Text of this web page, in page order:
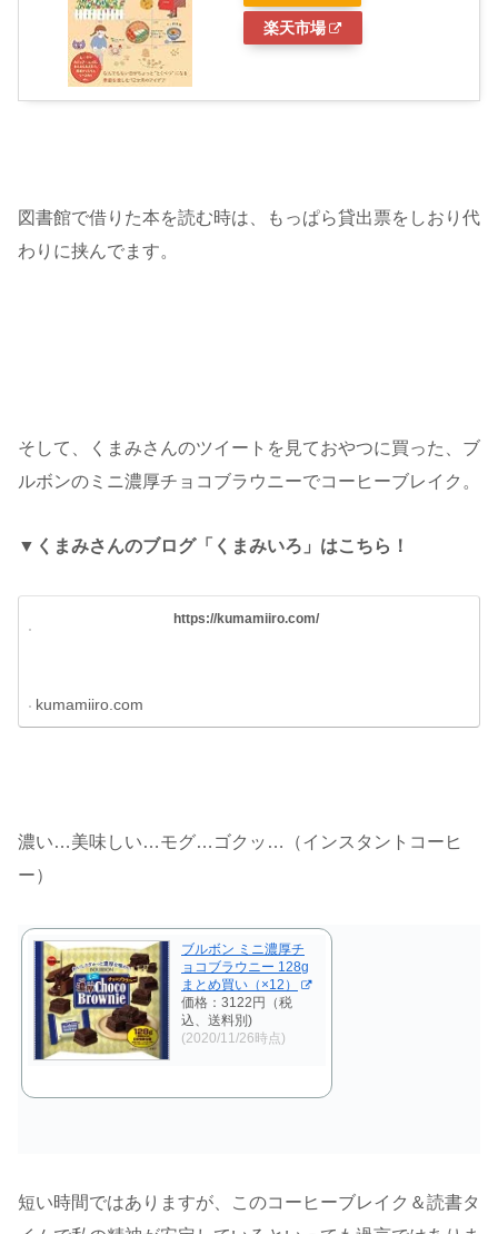
楽天市場
図書館で借りた本を読む時は、もっぱら貸出票をしおり代
わりに挟んでます。
そして、くまみさんのツイートを見ておやつに買った、ブ
ルボンのミニ濃厚チョコブラウニーでコーヒーブレイク。
▼くまみさんのブログ「くまみいろ」はこちら！
https://kumamiiro.com/
kumamiiro.com
濃い…美味しい…モグ…ゴクッ…（インスタントコーヒ
ー）
ブルボン ミニ濃厚チ
ョコブラウニー 128g
まとめ買い（×12）
価格：3122円（税
込、送料別)
(2020/11/26時点)
短い時間ではありますが、このコーヒーブレイク＆読書タ